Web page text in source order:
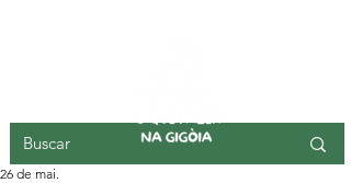
26 de mai.